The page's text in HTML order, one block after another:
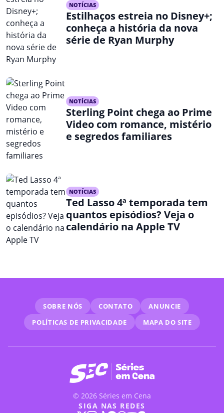
NOTÍCIAS
Estilhaços estreia no Disney+;
conheça a história da nova
série de Ryan Murphy
NOTÍCIAS
Sterling Point chega ao Prime
Video com romance, mistério
e segredos familiares
NOTÍCIAS
Ted Lasso 4ª temporada tem
quantos episódios? Veja o
calendário na Apple TV
SOBRE NÓS CONTATO
ANUNCIE
POLÍTICAS DE PRIVACIDADE
MAPA DO SITE
© 2026 Séries em Cena
SIGA NAS REDES